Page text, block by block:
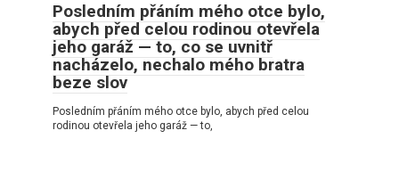
Posledním přáním mého otce bylo,
abych před celou rodinou otevřela
jeho garáž — to, co se uvnitř
nacházelo, nechalo mého bratra
beze slov
Posledním přáním mého otce bylo, abych před celou
rodinou otevřela jeho garáž — to,